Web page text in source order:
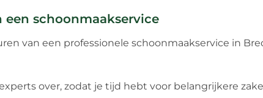
schoonmaakservice
van een professionele schoonmaakservice in
over, zodat je tijd hebt voor belangrijkere